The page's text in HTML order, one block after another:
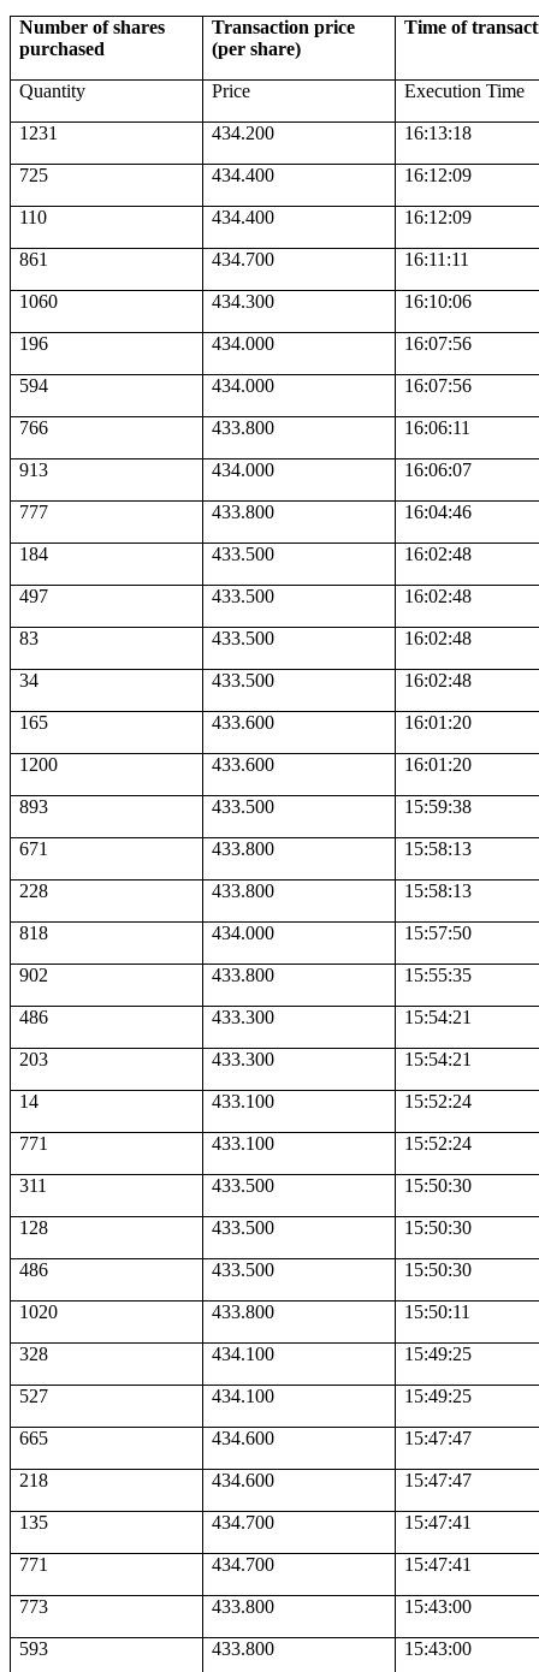
Number of shares
purchased
Transaction price
(per share)
Time of
Quantity Price Execution Time
1231 434.200 16:13:18
725 434.400 16:12:09
110 434.400 16:12:09
861 434.700 16:11:11
1060 434.300 16:10:06
196 434.000 16:07:56
594 434.000 16:07:56
766 433.800 16:06:11
913 434.000 16:06:07
777 433.800 16:04:46
184 433.500 16:02:48
497 433.500 16:02:48
83 433.500 16:02:48
34 433.500 16:02:48
165 433.600 16:01:20
1200 433.600 16:01:20
893 433.500 15:59:38
671 433.800 15:58:13
228 433.800 15:58:13
818 434.000 15:57:50
902 433.800 15:55:35
486 433.300 15:54:21
203 433.300 15:54:21
14 433.100 15:52:24
771 433.100 15:52:24
311 433.500 15:50:30
128 433.500 15:50:30
486 433.500 15:50:30
1020 433.800 15:50:11
328 434.100 15:49:25
527 434.100 15:49:25
665 434.600 15:47:47
218 434.600 15:47:47
135 434.700 15:47:41
771 434.700 15:47:41
773 433.800 15:43:00
593 433.800 15:43:00